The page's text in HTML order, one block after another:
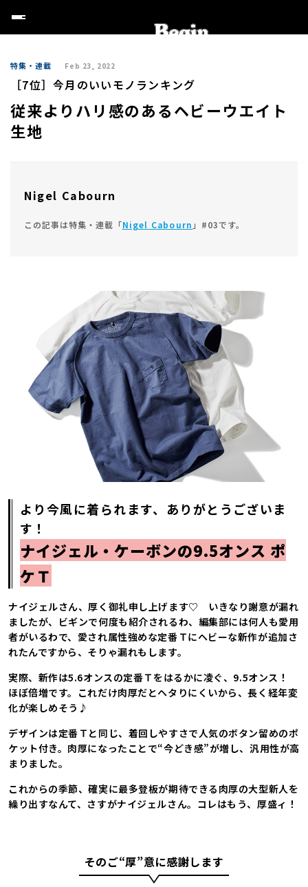
特集・連載 Feb 23, 2022
［7位］今月のいいモノランキング
従来よりハリ感のあるヘビーウエイト
生地
Nigel Cabourn
この記事は特集・連載「Nigel Cabourn 」#03です。
より今風に着られます、ありがとうございま
す！
ナイジェル・ケーボンの9.5オンス ポ
ケＴ
ナイジェルさん、厚く御礼申し上げます♡ いきなり謝意が漏れ
ましたが、ビギンで何度も紹介されるわ、編集部には何人も愛用
者がいるわで、愛され属性強めな定番Ｔにヘビーな新作が追加さ
れたんですから、そりゃ漏れもします。
実際、新作は5.6オンスの定番Ｔをはるかに凌ぐ、9.5オンス！
ほぼ倍増です。これだけ肉厚だとヘタりにくいから、長く経年変
化が楽しめそう♪
デザインは定番Ｔと同じ、着回しやすさで人気のボタン留めのポ
ケット付き。肉厚になったことで“今どき感”が増し、汎用性が高
まりました。
これからの季節、確実に最多登板が期待できる肉厚の大型新人を
繰り出すなんて、さすがナイジェルさん。コレはもう、厚盛ィ！
そのご“厚”意に感謝します